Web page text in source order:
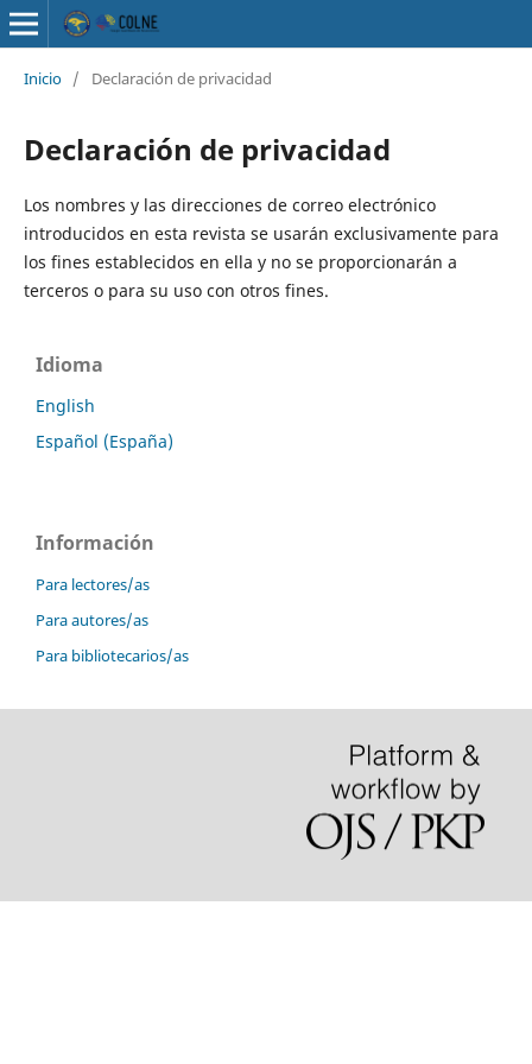
Inicio / Declaración de privacidad
Declaración de privacidad
Los nombres y las direcciones de correo electrónico
introducidos en esta revista se usarán exclusivamente para
los fines establecidos en ella y no se proporcionarán a
terceros o para su uso con otros fines.
Idioma
English
Español (España)
Información
Para lectores/as
Para autores/as
Para bibliotecarios/as